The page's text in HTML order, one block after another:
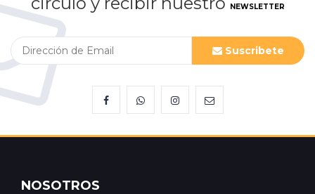
NEWSLETTER
Suscribete
NOSOTROS